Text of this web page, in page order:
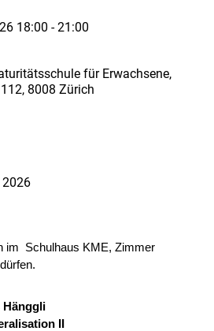
18:00 - 21:00
für Erwachsene,
8008 Zürich
im Schulhaus KME, Zimmer
II